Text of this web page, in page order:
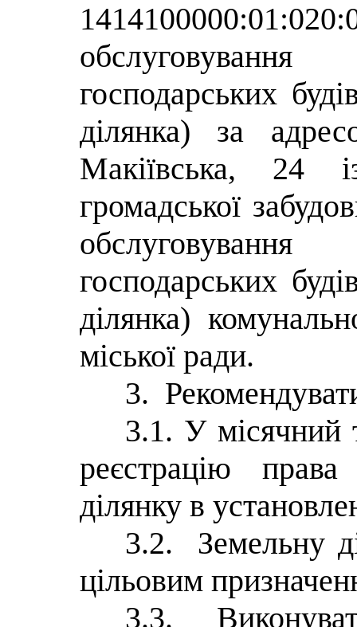
господарських
ділянка) за
Макіївська, 24
громадської
господарських
ділянка)
міської ради.
3.
3.1. У місячний
реєстрацію
ділянку в
3.2. Земельну
цільовим
3.3.